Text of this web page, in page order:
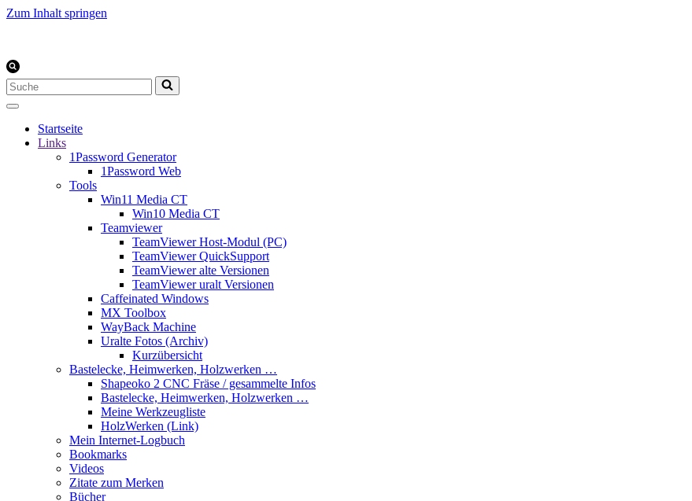
Zum Inhalt springen
Suchen
nach …
Startseite
Links
1Password Generator
1Password Web
Tools
Win11 Media CT
Win10 Media CT
Teamviewer
TeamViewer Host-Modul (PC)
TeamViewer QuickSupport
TeamViewer alte Versionen
TeamViewer uralt Versionen
Caffeinated Windows
MX Toolbox
WayBack Machine
Uralte Fotos (Archiv)
Kurzübersicht
Bastelecke, Heimwerken, Holzwerken …
Shapeoko 2 CNC Fräse / gesammelte Infos
Bastelecke, Heimwerken, Holzwerken …
Meine Werkzeugliste
HolzWerken (Link)
Mein Internet-Logbuch
Bookmarks
Videos
Zitate zum Merken
Bücher